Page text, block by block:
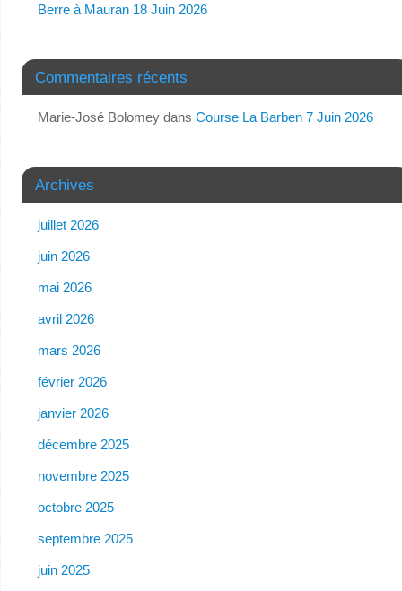
Berre à Mauran 18 Juin 2026
Commentaires récents
Marie-José Bolomeydans Course La Barben 7 Juin 2026
Archives
juillet 2026
juin 2026
mai 2026
avril 2026
mars 2026
février 2026
janvier 2026
décembre 2025
novembre 2025
octobre 2025
septembre 2025
juin 2025